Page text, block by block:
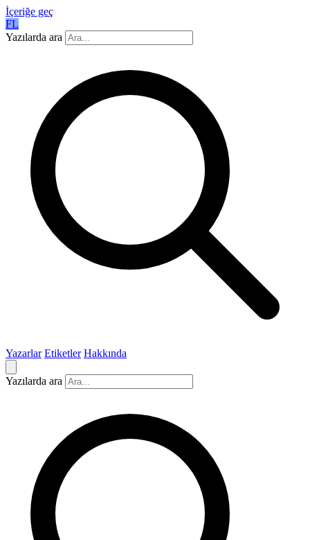
İçeriğe geç
FL
Yazılarda ara
Yazarlar Etiketler Hakkında
Yazılarda ara